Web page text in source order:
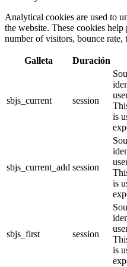
Analytical cookies are used to
the website. These cookies
number of visitors, bounce rate,
Galleta Duración
sbjs_current session
is
sbjs_current_add session
is
sbjs_first session
is